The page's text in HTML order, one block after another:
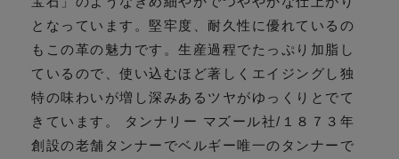
となっています。堅牢度、耐久性に優れているの
もこの革の魅力です。生産過程でたっぷり加脂し
ているので、使い込むほど著しくエイジングし独
特の味わいが増し深みあるツヤがゆっくりとでて
きています。 タンナリー マズール社/１８７３年
創設の老舗タンナーでベルギー唯一のタンナーで